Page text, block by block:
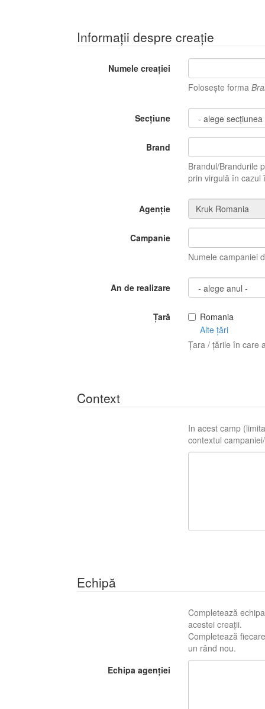
Informații despre creație
Numele creației
Folosește forma
Secțiune
Brand
Brandul/Brandurile
prin virgulă în
Agenție
Campanie
Numele campaniei
An de realizare
Țară
Romania
Alte țări
Țara / țările în care
Context
In acest camp
contextul
Echipă
Completează
acestei creații.
Completează
un rând nou.
Echipa agenției